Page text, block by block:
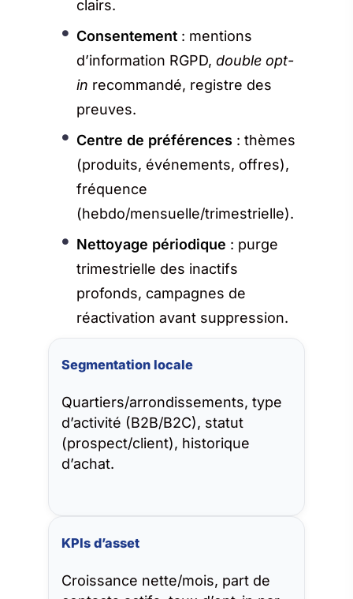
clairs.
Consentement : mentions
d’information RGPD, double opt-
in recommandé, registre des
preuves.
Centre de préférences : thèmes
(produits, événements, offres),
fréquence
(hebdo/mensuelle/trimestrielle).
Nettoyage périodique : purge
trimestrielle des inactifs
profonds, campagnes de
réactivation avant suppression.
Segmentation locale
Quartiers/arrondissements, type
d’activité (B2B/B2C), statut
(prospect/client), historique
d’achat.
KPIs d’asset
Croissance nette/mois, part de